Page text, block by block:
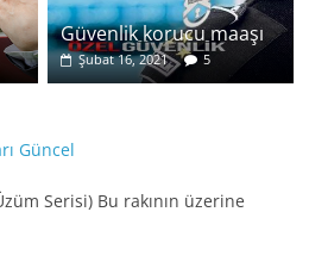
Güvenlik korucu maaşı
Şubat 16, 2021 5
Güncel
Serisi) Bu rakının üzerine